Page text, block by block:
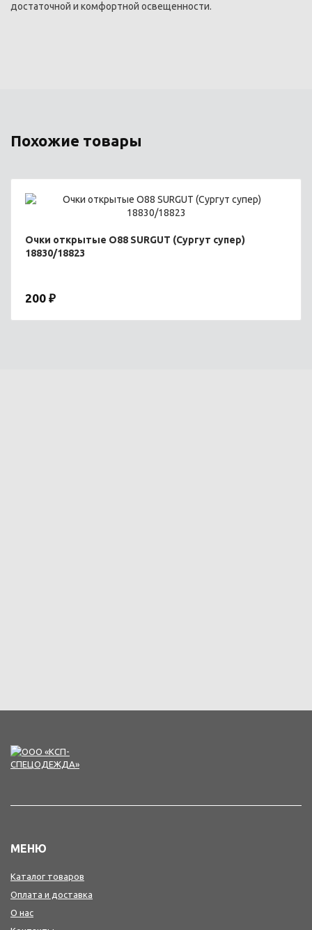
достаточной и комфортной освещенности.
Похожие товары
Очки открытые O88 SURGUT (Сургут супер)
18830/18823
200 ₽
МЕНЮ
Каталог товаров
Оплата и доставка
О нас